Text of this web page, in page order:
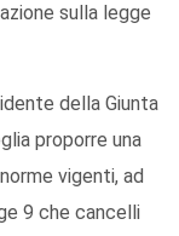
sulla legge
della Giunta
proporre una
vigenti, ad
9 che cancelli